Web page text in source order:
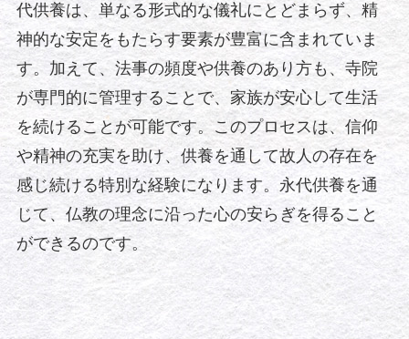
代供養は、単なる形式的な儀礼にとどまらず、精
神的な安定をもたらす要素が豊富に含まれていま
す。加えて、法事の頻度や供養のあり方も、寺院
が専門的に管理することで、家族が安心して生活
を続けることが可能です。このプロセスは、信仰
や精神の充実を助け、供養を通して故人の存在を
感じ続ける特別な経験になります。永代供養を通
じて、仏教の理念に沿った心の安らぎを得ること
ができるのです。